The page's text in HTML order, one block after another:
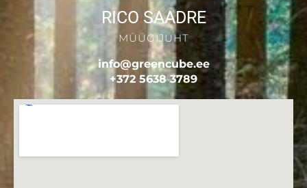
RICO SAADRE
MÜÜGIJUHT
info@greencube.ee
+372 5638 3789